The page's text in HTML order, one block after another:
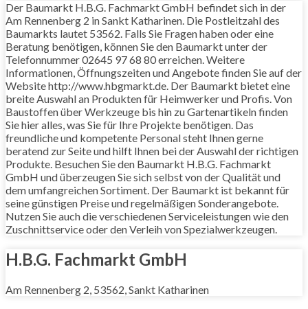
Der Baumarkt H.B.G. Fachmarkt GmbH befindet sich in der
Am Rennenberg 2 in Sankt Katharinen. Die Postleitzahl des
Baumarkts lautet 53562. Falls Sie Fragen haben oder eine
Beratung benötigen, können Sie den Baumarkt unter der
Telefonnummer 02645 97 68 80 erreichen. Weitere
Informationen, Öffnungszeiten und Angebote finden Sie auf der
Website http://www.hbgmarkt.de. Der Baumarkt bietet eine
breite Auswahl an Produkten für Heimwerker und Profis. Von
Baustoffen über Werkzeuge bis hin zu Gartenartikeln finden
Sie hier alles, was Sie für Ihre Projekte benötigen. Das
freundliche und kompetente Personal steht Ihnen gerne
beratend zur Seite und hilft Ihnen bei der Auswahl der richtigen
Produkte. Besuchen Sie den Baumarkt H.B.G. Fachmarkt
GmbH und überzeugen Sie sich selbst von der Qualität und
dem umfangreichen Sortiment. Der Baumarkt ist bekannt für
seine günstigen Preise und regelmäßigen Sonderangebote.
Nutzen Sie auch die verschiedenen Serviceleistungen wie den
Zuschnittservice oder den Verleih von Spezialwerkzeugen.
H.B.G. Fachmarkt GmbH
Am Rennenberg 2, 53562, Sankt Katharinen